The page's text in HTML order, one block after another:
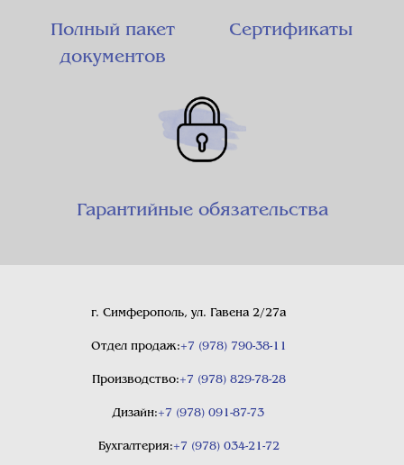
Полный пакет
документов
Сертификаты
Гарантийные обязательства
г. Симферополь, ул. Гавена 2/27а
Отдел продаж:+7 (978) 790-38-11
Производство:+7 (978) 829-78-28
Дизайн:+7 (978) 091-87-73
Бухгалтерия:+7 (978) 034-21-72